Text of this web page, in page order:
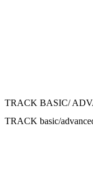
TRACK BASIC/
TRACK basic/